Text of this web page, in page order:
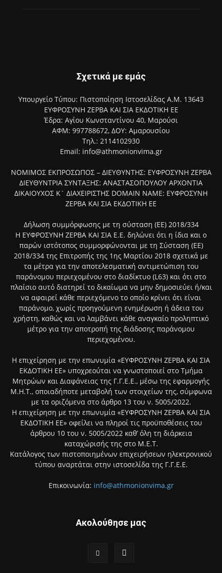
Σχετικά με εμάς
Υπουργείο Τύπου: Πιστοποίηση Ιστοσελίδας Α.Μ. 13643
ΕΥΦΡΟΣΥΝΗ ΖΕΡΒΑ ΚΑΙ ΣΙΑ ΕΚΔΟΤΙΚΗ ΕΕ
Έδρα: Αγίου Κωνσταντίνου 40, Μαρούσι
ΑΦΜ: 997788672, ΔΟΥ: Αμαρουσίου
Τηλ.: 2114102930
Email: info@athmonionvima.gr
ΝΟΜΙΜΟΣ ΕΚΠΡΟΣΩΠΟΣ – ΔΙΕΥΘΥΝΤΗΣ: ΕΥΦΡΟΣΥΝΗ ΖΕΡΒΑ
ΔΙΕΥΘΥΝΤΡΙΑ ΣΥΝΤΑΞΗΣ: ΑΝΑΣΤΑΣΟΠΟΥΛΟΥ ΑΡΧΟΝΤΙΑ
ΔΙΚΑΙΟΥΧΟΣ Κ` ΔΙΑΧΕΙΡΙΣΤΗΣ DOMAIN NAME: ΕΥΦΡΟΣΥΝΗ
ΖΕΡΒΑ ΚΑΙ ΣΙΑ ΕΚΔΟΤΙΚΗ ΕΕ
Δήλωση συμμόρφωσης με τη σύσταση (ΕΕ) 2018/334
Η ΕΥΦΡΟΣΥΝΗ ΖΕΡΒΑ ΚΑΙ ΣΙΑ Ε.Ε. δηλώνει ότι η ίδια και ο
παρών ιστότοπος συμμορφώνονται με τη Σύσταση (ΕΕ)
2018/334 της Επιτροπής της 1ης Μαρτίου 2018 σχετικά με
τα μέτρα για την αποτελεσματική αντιμετώπιση του
παράνομου περιεχομένου στο διαδίκτυο (L63) και ότι στο
πλαίσιο αυτό διατηρεί το δικαίωμα να μην δημοσιεύει ή/και
να αφαιρεί κάθε περιεχόμενο το οποίο κρίνει ότι είναι
παράνομο, χωρίς προηγούμενη ενημέρωση ή άδεια του
χρήστη, καθώς και να λαμβάνει κάθε αναγκαίο προληπτικό
μέτρο για την αποτροπή της διάδοσης παράνομου
περιεχομένου.
Η επιχείρηση με την επωνυμία «ΕΥΦΡΟΣΥΝΗ ΖΕΡΒΑ ΚΑΙ ΣΙΑ
ΕΚΔΟΤΙΚΗ ΕΕ» υποχρεούται να γνωστοποιεί στο Τμήμα
Μητρώων και Διαφάνειας της Γ.Γ.Ε.Ε., μέσω της εφαρμογής
Μ.Η.Τ., οποιαδήποτε μεταβολή των στοιχείων της, σύμφωνα
με τα οριζόμενα στο άρθρο 13 του ν. 5005/2022.
Η επιχείρηση με την επωνυμία «ΕΥΦΡΟΣΥΝΗ ΖΕΡΒΑ ΚΑΙ ΣΙΑ
ΕΚΔΟΤΙΚΗ ΕΕ» οφείλει να πληροί τις προϋποθέσεις του
άρθρου 10 του ν. 5005/2022 καθ’ όλη τη διάρκεια
καταχώρισής της στο Μ.Ε.Τ.
Κατάλογος των πιστοποιημένων επιχειρήσεων ηλεκτρονικού
τύπου αναρτάται στην ιστοσελίδα της Γ.Γ.Ε.Ε.
Επικοινωνία: info@athmonionvima.gr
Ακολούθησε μας